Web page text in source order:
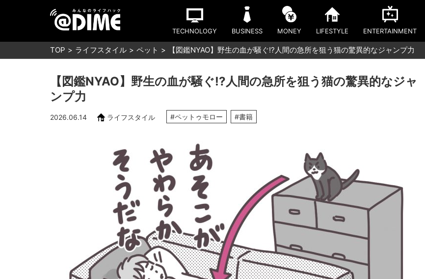
TECHNOLOGY BUSINESS MONEY LIFESTYLE ENTERTAINMENT
TOP ライフスタイル ペット 【図鑑NYAO】野生の血が騒ぐ!?人間の急所を狙う猫の驚異的なジャンプ力
【図鑑NYAO】野生の血が騒ぐ!?人間の急所を狙う猫の驚異的なジャ
ンプ力
2026.06.14 ライフスタイル #ペットゥモロー #書籍